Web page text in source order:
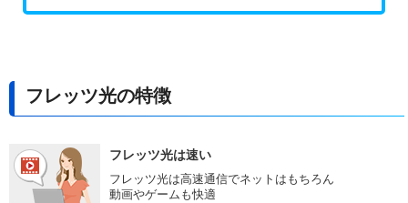
フレッツ光の特徴
フレッツ光は速い
フレッツ光は高速通信でネットはもちろん
動画やゲームも快適